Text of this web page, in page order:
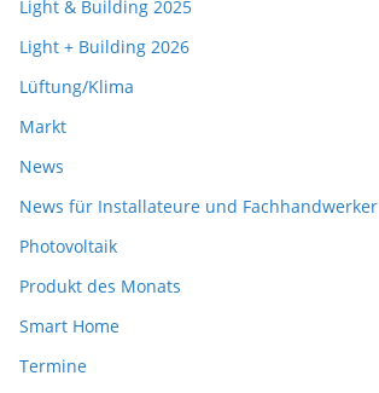
Light & Building 2025
Light + Building 2026
Lüftung/Klima
Markt
News
News für Installateure und Fachhandwerker
Photovoltaik
Produkt des Monats
Smart Home
Termine